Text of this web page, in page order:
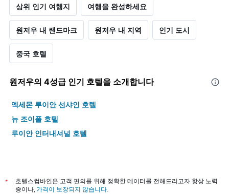
상위 인기 여행지 여행을 완성하세요
원저우 내 랜드마크 원저우 내 지역 인기 도시
중국 호텔
원저우​의 4​성급 인기 호텔을 소개합니다
엑세몬 루이안 선샤인 호텔
뉴 조이풀 호텔
루이안 인터내셔널 호텔
*
호텔스컴바인은 고객 편의를 위해 정확한 데이터를 전해드리고자 항상 노력
중이나, 가격이 보장되지 않습니다.